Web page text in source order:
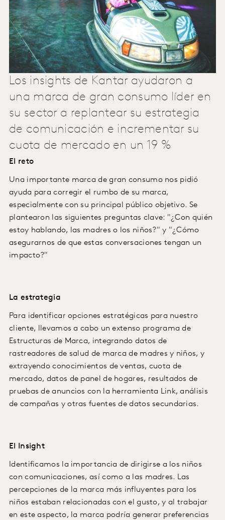
Los insights de Kantar ayudaron a
una marca de gran consumo líder en
su sector a replantear su estrategia
de comunicación e incrementar su
cuota de mercado en un 19 %
El reto
Una importante marca de gran consumo nos pidió
ayuda para corregir el rumbo de su marca,
especialmente con su principal público objetivo. Se
plantearon las siguientes preguntas clave: "¿Con quién
estoy hablando, las madres o los niños?" y "¿Cómo
asegurarnos de que estas conversaciones tengan un
impacto?"
La estrategia
Para identificar opciones estratégicas para nuestro
cliente, llevamos a cabo un extenso programa de
Estructuras de Marca, integrando datos de
rastreadores de salud de marca de madres y niños, y
extrayendo conocimientos de ventas, cuota de
mercado, datos de panel de hogares, resultados de
pruebas de anuncios con la herramienta Link, análisis
de campañas y otras fuentes de datos secundarias.
El Insight
Identificamos la importancia de dirigirse a los niños
con comunicaciones, así como a las madres. Las
percepciones de la marca más influyentes para los
niños estaban relacionadas con el gusto, y al trabajar
en este aspecto, la marca podría generar preferencias